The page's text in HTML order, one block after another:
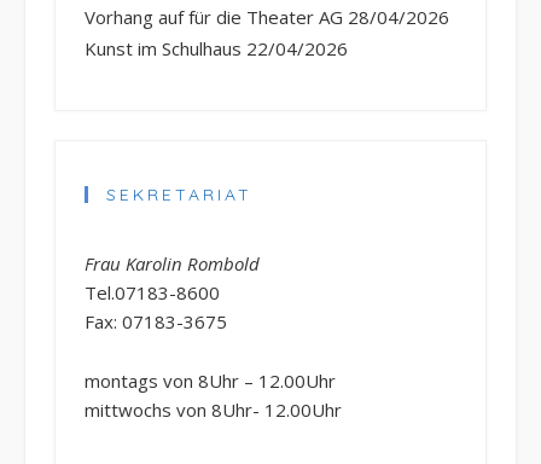
Vorhang auf für die Theater AG 28/04/2026
Kunst im Schulhaus 22/04/2026
SEKRETARIAT
Frau Karolin Rombold
Tel.07183-8600
Fax: 07183-3675
montags von 8Uhr – 12.00Uhr
mittwochs von 8Uhr- 12.00Uhr